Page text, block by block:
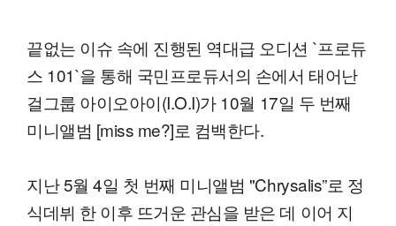
끝없는 이슈 속에 진행된 역대급 오디션 `프로듀
스 101`을 통해 국민프로듀서의 손에서 태어난
걸그룹 아이오아이(I.O.I)가 10월 17일 두 번째
미니앨범 [miss me?]로 컴백한다.
지난 5월 4일 첫 번째 미니앨범 "Chrysalis”로 정
식데뷔 한 이후 뜨거운 관심을 받은 데 이어 지